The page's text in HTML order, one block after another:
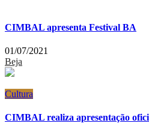
CIMBAL apresenta Festival BA
01/07/2021
Beja
Cultura
CIMBAL realiza apresentação